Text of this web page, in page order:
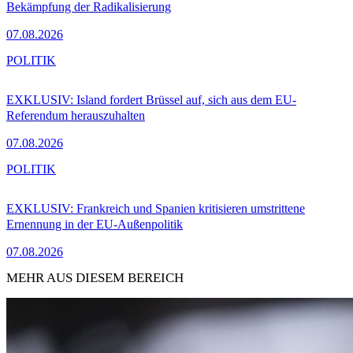
Bekämpfung der Radikalisierung
07.08.2026
EXKLUSIV: Island fordert Brüssel auf, sich aus dem EU-
Referendum herauszuhalten
07.08.2026
POLITIK
EXKLUSIV: Frankreich und Spanien kritisieren umstrittene
Ernennung in der EU-Außenpolitik
07.08.2026
POLITIK
MEHR AUS DIESEM BEREICH